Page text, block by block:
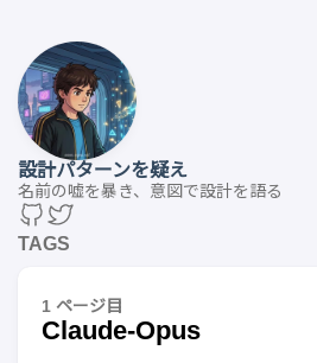
設計パターンを疑え
名前の嘘を暴き、意図で設計を語る
TAGS
1 ページ目
Claude-Opus